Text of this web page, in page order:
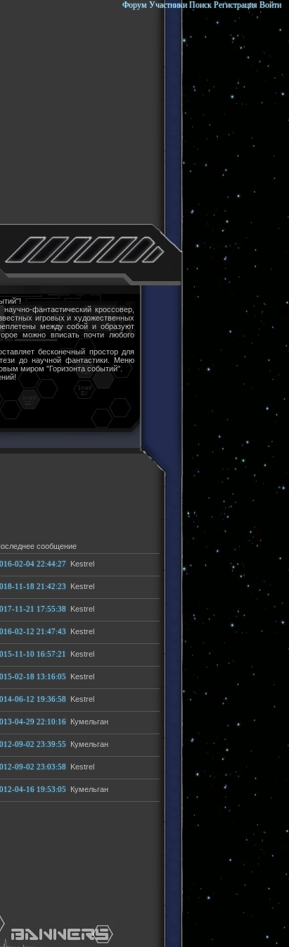
Форум Участники Поиск Регистрация Войти
фантастический кроссовер,
игровых и художественных
между собой и образуют
можно вписать почти любого
бесконечный простор для
до научной фантастики. Меню
миром "Горизонта событий".
сообщение
02-04 22:44:27 Kestrel
11-18 21:42:23 Kestrel
11-21 17:55:38 Kestrel
02-12 21:47:43 Kestrel
11-10 16:57:21 Kestrel
02-18 13:16:05 Kestrel
06-12 19:36:58 Kestrel
04-29 22:10:16 Кумельган
09-02 23:39:55 Кумельган
09-02 23:03:58 Kestrel
04-16 19:53:05 Кумельган